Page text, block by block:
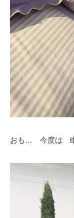
おも… 今度は